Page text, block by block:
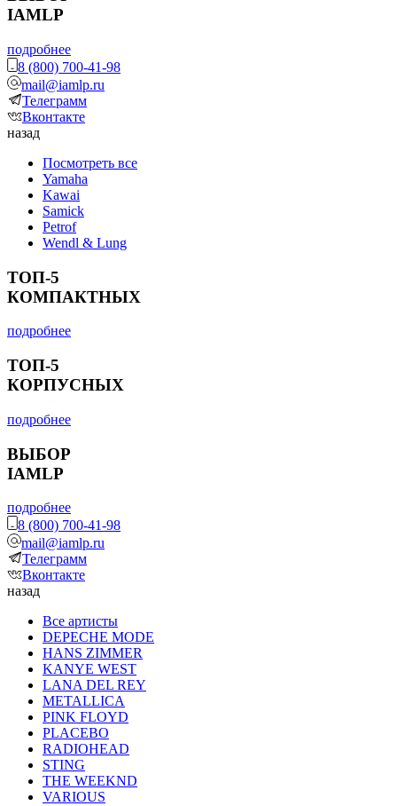
IAMLP
подробнее
8 (800) 700-41-98
mail@iamlp.ru
Телеграмм
Вконтакте
назад
Посмотреть все
Yamaha
Kawai
Samick
Petrof
Wendl & Lung
ТОП-5
КОМПАКТНЫХ
подробнее
ТОП-5
КОРПУСНЫХ
подробнее
ВЫБОР
IAMLP
подробнее
8 (800) 700-41-98
mail@iamlp.ru
Телеграмм
Вконтакте
назад
Все артисты
DEPECHE MODE
HANS ZIMMER
KANYE WEST
LANA DEL REY
METALLICA
PINK FLOYD
PLACEBO
RADIOHEAD
STING
THE WEEKND
VARIOUS